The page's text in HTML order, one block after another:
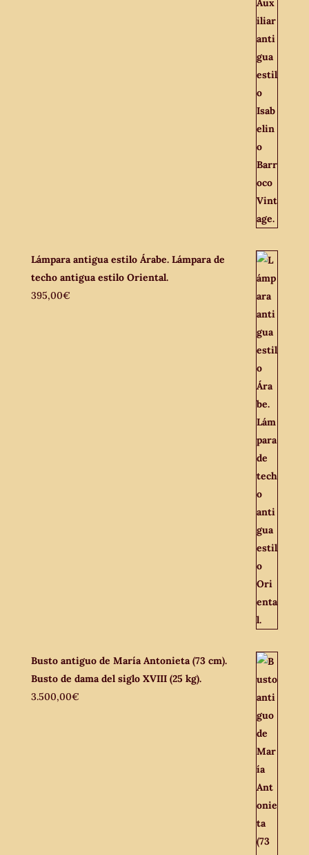
Lámpara antigua estilo Árabe. Lámpara de
techo antigua estilo Oriental.
395,00€
Busto antiguo de María Antonieta (73 cm).
Busto de dama del siglo XVIII (25 kg).
3.500,00€